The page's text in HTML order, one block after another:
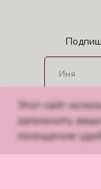
Этот сайт
запомнить
посещение